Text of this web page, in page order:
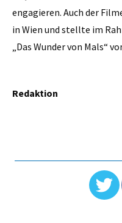
engagieren. Auch der
in Wien und stellte im
„Das Wunder von Mals“
Redaktion